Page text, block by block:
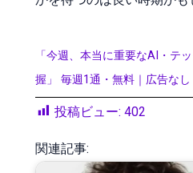
「今週、本当に重要なAI・テ
握」 毎週1通・無料｜広告な
投稿ビュー: 402
関連記事: